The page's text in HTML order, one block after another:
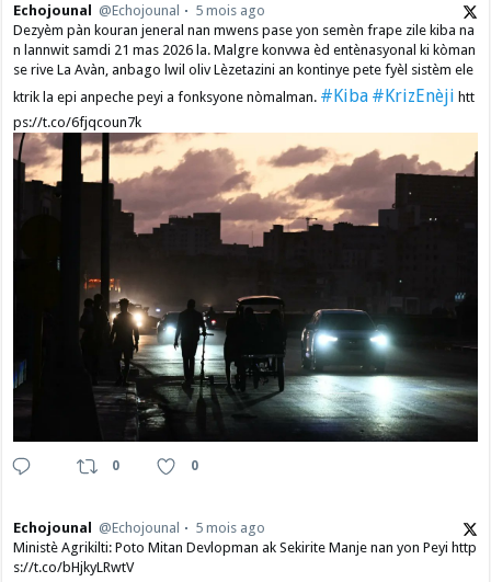
Echojounal @Echojounal
5 mois ago
Dezyèm pàn kouran jeneral nan mwens pase yon semèn frape zile kiba na
n lannwit samdi 21 mas 2026 la. Malgre konvwa èd entènasyonal ki kòman
se rive La Avàn, anbago lwil oliv Lèzetazini an kontinye pete fyèl sistèm ele
ktrik la epi anpeche peyi a fonksyone nòmalman. #Kiba #KrizEnèji htt
ps://t.co/6fjqcoun7k
0 0
Echojounal @Echojounal
5 mois ago
Ministè Agrikilti: Poto Mitan Devlopman ak Sekirite Manje nan yon Peyi http
s://t.co/bHjkyLRwtV